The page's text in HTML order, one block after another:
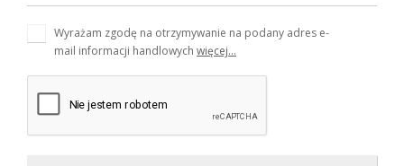
Wyrażam zgodę na otrzymywanie na podany adres e-
mail informacji handlowych więcej...